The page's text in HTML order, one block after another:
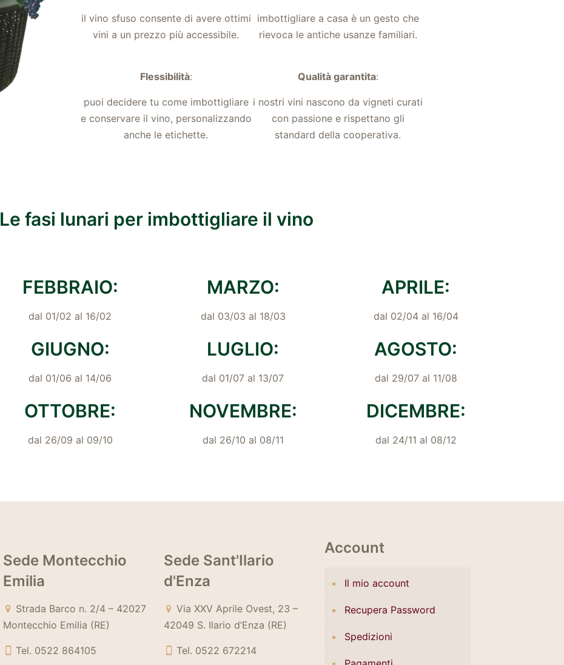
il vino sfuso consente di avere ottimi
vini a un prezzo più accessibile.
imbottigliare a casa è un gesto che
rievoca le antiche usanze familiari.
Flessibilità:
puoi decidere tu come imbottigliare
e conservare il vino, personalizzando
anche le etichette.
Qualità garantita:
i nostri vini nascono da vigneti curati
con passione e rispettano gli
standard della cooperativa.
Le fasi lunari per imbottigliare il vino
FEBBRAIO:
dal 01/02 al 16/02
MARZO:
dal 03/03 al 18/03
APRILE:
dal 02/04 al 16/04
GIUGNO:
dal 01/06 al 14/06
LUGLIO:
dal 01/07 al 13/07
AGOSTO:
dal 29/07 al 11/08
OTTOBRE:
dal 26/09 al 09/10
NOVEMBRE:
dal 26/10 al 08/11
DICEMBRE:
dal 24/11 al 08/12
Sede Montecchio
Emilia
Strada Barco n. 2/4 – 42027
Montecchio Emilia (RE)
Tel. 0522 864105
Sede Sant'Ilario
d'Enza
Via XXV Aprile Ovest, 23 –
42049 S. Ilario d’Enza (RE)
Tel. 0522 672214
Account
Il mio account
Recupera Password
Spedizioni